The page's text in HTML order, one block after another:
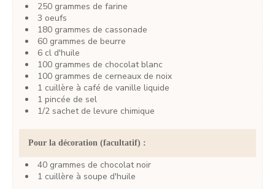
250 grammes de farine
3 oeufs
180 grammes de cassonade
60 grammes de beurre
6 cl d'huile
100 grammes de chocolat blanc
100 grammes de cerneaux de noix
1 cuillère à café de vanille liquide
1 pincée de sel
1/2 sachet de levure chimique
Pour la décoration (facultatif) :
40 grammes de chocolat noir
1 cuillère à soupe d'huile